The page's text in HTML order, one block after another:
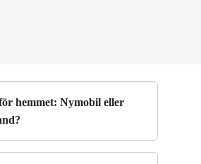
hemmet: Nymobil eller